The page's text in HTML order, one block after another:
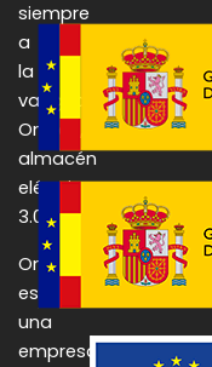
siempre
a
la
vanguardia:
Onulec,
almacén
eléctrico
3.0.
Onulec
es
una
empresa